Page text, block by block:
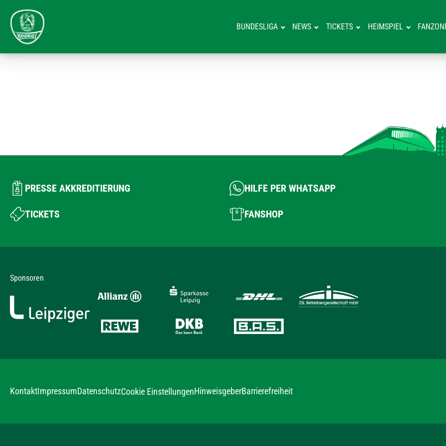
BUNDESLIGA NEWS TICKETS HEIMSPIEL
PRESSE AKKREDITIERUNG HILFE PER WHATSAPP
TICKETS FANSHOP
Sponsoren
KontaktImpressumDatenschutzCookie EinstellungenHinweisgeberBarrierefreiheit